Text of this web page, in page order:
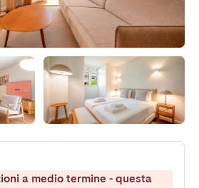
a medio termine - questa